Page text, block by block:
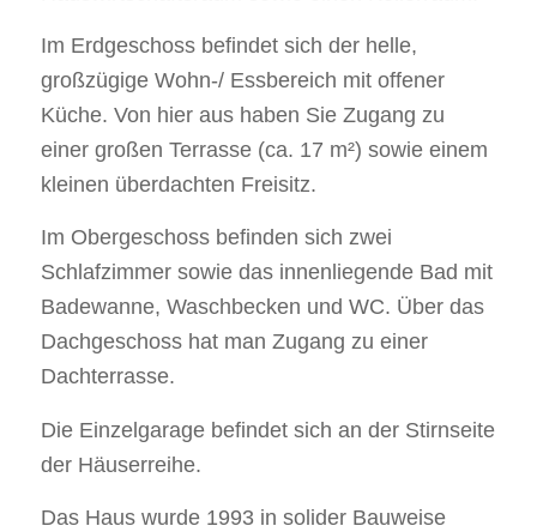
Im Erdgeschoss befindet sich der helle,
großzügige Wohn-/ Essbereich mit offener
Küche. Von hier aus haben Sie Zugang zu
einer großen Terrasse (ca. 17 m²) sowie einem
kleinen überdachten Freisitz.
Im Obergeschoss befinden sich zwei
Schlafzimmer sowie das innenliegende Bad mit
Badewanne, Waschbecken und WC. Über das
Dachgeschoss hat man Zugang zu einer
Dachterrasse.
Die Einzelgarage befindet sich an der Stirnseite
der Häuserreihe.
Das Haus wurde 1993 in solider Bauweise